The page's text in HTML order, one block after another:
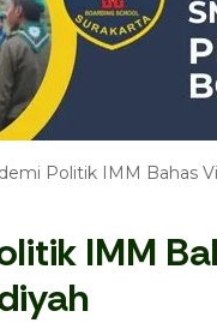
Politik IMM Bahas
IMM